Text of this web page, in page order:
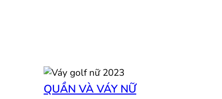
QUẦN VÀ VÁY NỮ